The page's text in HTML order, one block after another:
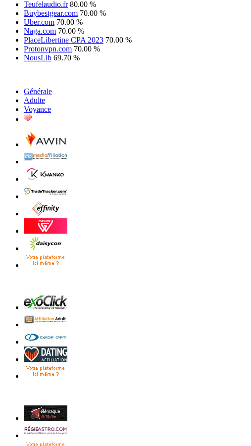
Teufelaudio.fr 80.00 %
Buybestgear.com 70.00 %
Uber.com 70.00 %
Naga.com 70.00 %
PlaceLibertine CPA 2023 70.00 %
Protonvpn.com 70.00 %
NousLib 69.70 %
Générale
Adulte
Voyance